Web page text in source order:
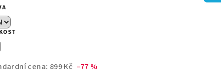
cena: 899 Kč –77 %